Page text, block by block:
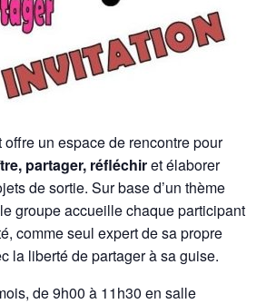
offre un espace de rencontre pour
partager, réfléchiret élaborer
de sortie. Sur base d’un thème
groupe accueille chaque participant
comme seul expert de sa propre
la liberté de partager à sa guise.
de 9h00 à 11h30 en salle